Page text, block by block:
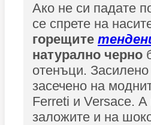
Ако не си падате
се спрете на
горещите
натурално черно
отенъци.
засечено на
Ferreti и Versace.
заложите и на